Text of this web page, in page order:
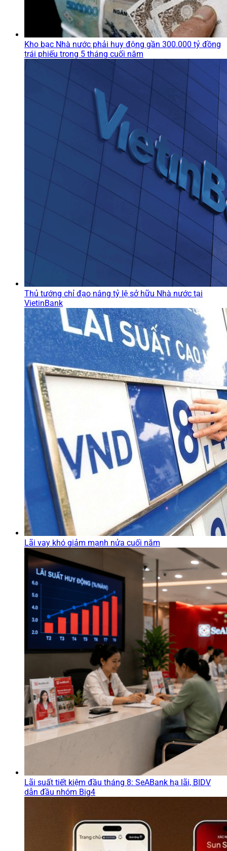
Kho bạc Nhà nước phải huy động gần 300.000 tỷ đồng
trái phiếu trong 5 tháng cuối năm
Thủ tướng chỉ đạo nâng tỷ lệ sở hữu Nhà nước tại
VietinBank
Lãi vay khó giảm mạnh nửa cuối năm
Lãi suất tiết kiệm đầu tháng 8: SeABank hạ lãi, BIDV
dẫn đầu nhóm Big4